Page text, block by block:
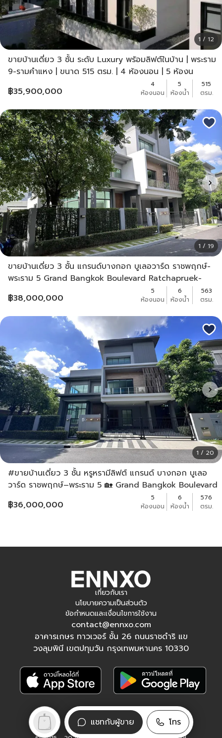
แชทกับผู้ขาย โทร
1 / 12
ขายบ้านเดี่ยว 3 ชั้น ระดับ Luxury พร้อมลิฟต์ในบ้าน | พระราม
9-รามคำแหง | ขนาด 515 ตรม. | 4 ห้องนอน | 5 ห้องน
฿35,900,000
4
ห้องนอน
5
ห้องน้ำ
515
ตรม.
1 / 19
ขายบ้านเดี่ยว 3 ชั้น แกรนด์บางกอก บูเลอวาร์ด ราชพฤกษ์-
พระราม 5 Grand Bangkok Boulevard Ratchapruek-
฿38,000,000
5
ห้องนอน
6
ห้องน้ำ
563
ตรม.
1 / 20
#ขายบ้านเดี่ยว 3 ชั้น หรูหรามีลิฟต์ แกรนด์ บางกอก บูเลอ
วาร์ด ราชพฤกษ์–พระราม 5 🏡 Grand Bangkok Boulevard
฿36,000,000
5
ห้องนอน
6
ห้องน้ำ
576
ตรม.
เกี่ยวกับเรา
นโยบายความเป็นส่วนตัว
ข้อกำหนดและเงื่อนไขการใช้งาน
contact@ennxo.com
อาคารเกษร ทาวเวอร์ ชั้น 26 ถนนราชดำริ แข
วงลุมพินี เขตปทุมวัน กรุงเทพมหานคร 10330
ติดตามเรา
Facebook
Instagram
Tiktok
YouTube